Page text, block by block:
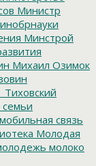
Министр
Минстрой
Михаил Озимок
мобильная связь
Молодая
молоко